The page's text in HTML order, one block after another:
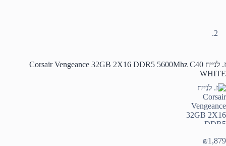
ז. לנייח Corsair Vengeance 32GB 2X16 DDR5 5600Mhz C40
WHITE
₪1,879